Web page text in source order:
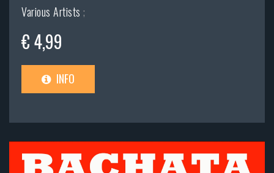
Various Artists ;
€ 4,99
INFO